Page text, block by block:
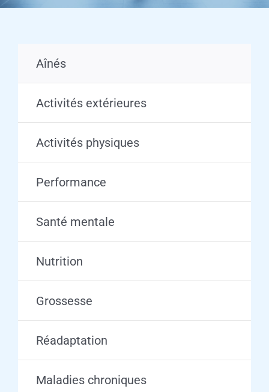
Aînés
Activités extérieures
Activités physiques
Performance
Santé mentale
Nutrition
Grossesse
Réadaptation
Maladies chroniques